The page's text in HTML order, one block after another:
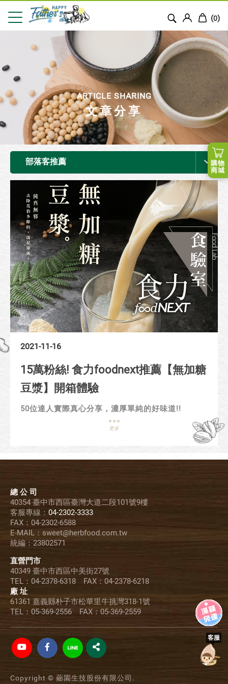
(0)
購物
商城
ARTICLE SHARING
文章分享
部落客推薦
2021-11-16
15萬粉絲! 食力foodnext推薦【無加糖
豆漿】開箱體驗
50位達人實際真心分享，濃厚單純的好味道!!
更多
總 公 司
40354 臺中市西區臺灣大道二段101號9樓
客服專線： 04-2302-3333
FAX：04-2302-6588
E-MAIL：sweet@herbfood.com.tw
統編：23802571
直營門市
40349 臺中市西區中美街27號
TEL：04-2378-6318 FAX：04-2378-6218
廠 址
61361 嘉義縣朴子市松華里牛挑灣318-1號
TEL：05-369-2556 FAX：05-369-2559
Copyright © 薌園生技股份有限公司.